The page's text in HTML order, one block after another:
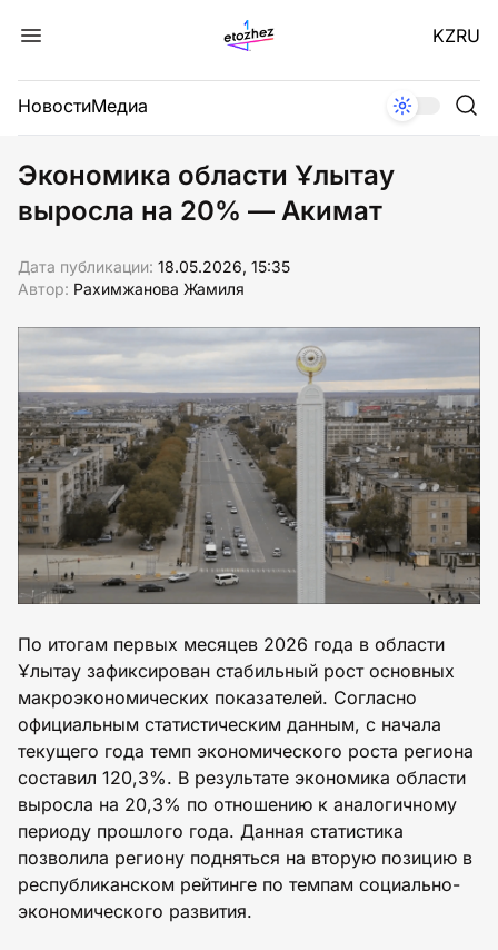
KZRU
НовостиМедиа
Экономика области Ұлытау
выросла на 20% — Акимат
Дата публикации: 18.05.2026, 15:35
Автор: Рахимжанова Жамиля
По итогам первых месяцев 2026 года в области
Ұлытау зафиксирован стабильный рост основных
макроэкономических показателей. Согласно
официальным статистическим данным, с начала
текущего года темп экономического роста региона
составил 120,3%. В результате экономика области
выросла на 20,3% по отношению к аналогичному
периоду прошлого года. Данная статистика
позволила региону подняться на вторую позицию в
республиканском рейтинге по темпам социально-
экономического развития.